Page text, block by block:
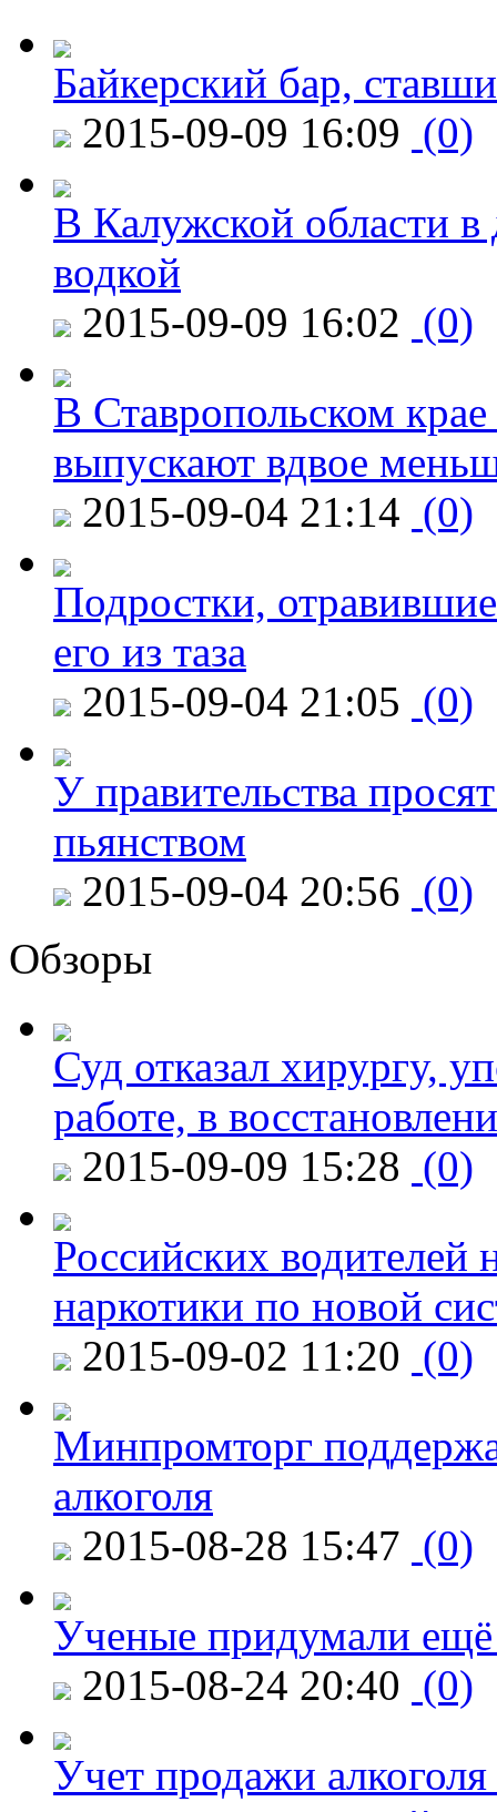
Байкерский бар,
2015-09-09 16:09 (0)
В Калужской области в
водкой
2015-09-09 16:02 (0)
В Ставропольском
выпускают вдвое
2015-09-04 21:14 (0)
Подростки,
его из таза
2015-09-04 21:05 (0)
У правительства
пьянством
2015-09-04 20:56 (0)
Обзоры
Суд отказал хирургу,
работе, в
2015-09-09 15:28 (0)
Российских водителей
наркотики по новой
2015-09-02 11:20 (0)
Минпромторг
алкоголя
2015-08-28 15:47 (0)
Ученые придумали ещё
2015-08-24 20:40 (0)
Учет продажи